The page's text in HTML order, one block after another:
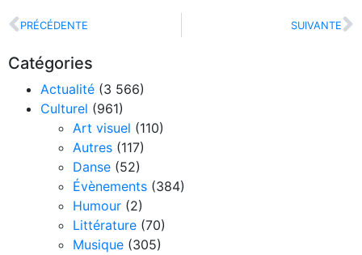
PRÉCÉDENTE SUIVANTE
Catégories
Actualité (3 566)
Culturel (961)
Art visuel (110)
Autres (117)
Danse (52)
Évènements (384)
Humour (2)
Littérature (70)
Musique (305)